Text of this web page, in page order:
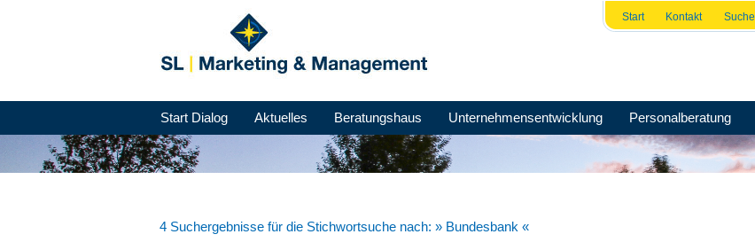
Start Kontakt Suche
Start Dialog Aktuelles Beratungshaus Unternehmensentwicklung Personalberatung
4 Suchergebnisse für die Stichwortsuche nach: » Bundesbank «